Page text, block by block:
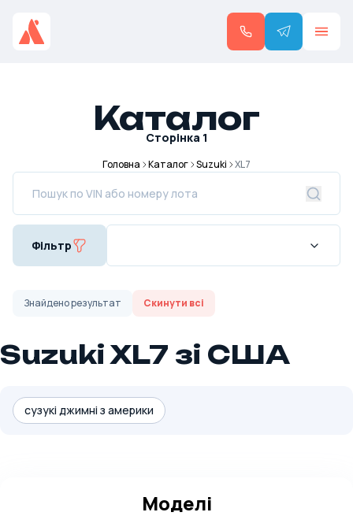
Каталог
Сторінка 1
Головна Каталог Suzuki XL7
Фільтр
Знайденорезультат Скинути всі
Suzuki XL7 зі США
сузукі джимні з америки
Моделі